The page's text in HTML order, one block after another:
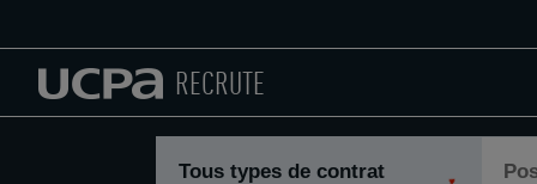
RECRUTE
Tous types de contrat